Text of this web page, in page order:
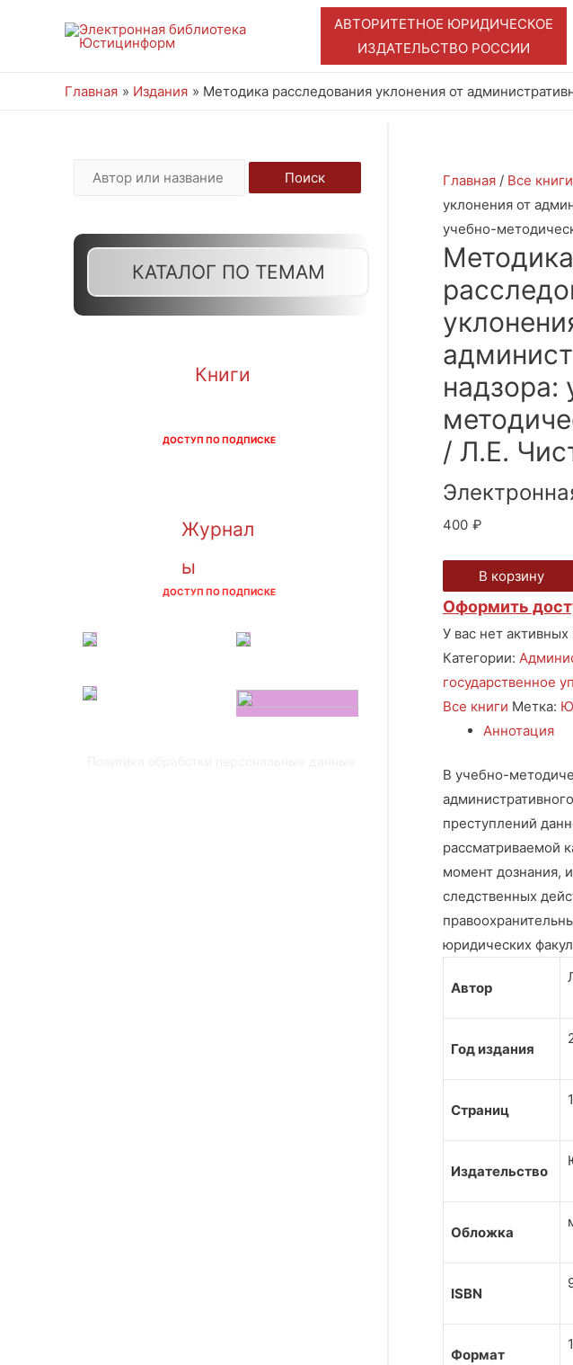
АВТОРИТЕТНОЕ ЮРИДИЧЕСКОЕ
ИЗДАТЕЛЬСТВО РОССИИ
Главная Издания Методика расследования уклонения от
ь
Поиск
КАТАЛОГ ПО ТЕМАМ
Книги
ДОСТУП ПО ПОДПИСКЕ
Журнал
ы
ДОСТУП ПО ПОДПИСКЕ
Главная / Все книги
уклонения от
учебно-
Методика
надзора:
/ Л.Е.
400 ₽
В корзину
Оформить
У вас нет
Категории:
государственное
Все книги Метка:
Аннотация
В учебно-
преступлений
рассматриваемой
момент дознания,
следственных
юридических
Автор
Год издания
Страниц
Издательство
Обложка
ISBN
Формат